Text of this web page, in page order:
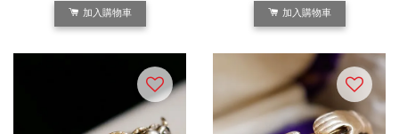
加入購物車 加入購物車